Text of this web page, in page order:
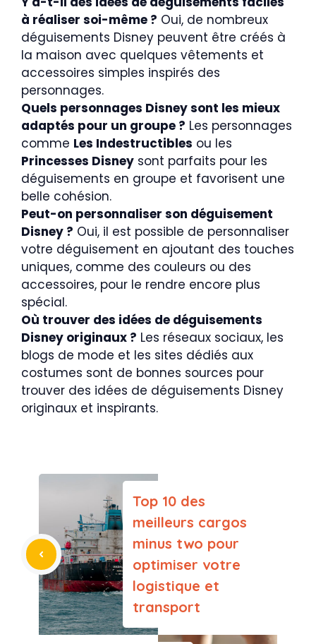
à réaliser soi-même ? Oui, de nombreux
déguisements Disney peuvent être créés à
la maison avec quelques vêtements et
accessoires simples inspirés des
personnages.
Quels personnages Disney sont les mieux
adaptés pour un groupe ? Les personnages
comme Les Indestructibles ou les
Princesses Disney sont parfaits pour les
déguisements en groupe et favorisent une
belle cohésion.
Peut-on personnaliser son déguisement
Disney ? Oui, il est possible de personnaliser
votre déguisement en ajoutant des touches
uniques, comme des couleurs ou des
accessoires, pour le rendre encore plus
spécial.
Où trouver des idées de déguisements
Disney originaux ? Les réseaux sociaux, les
blogs de mode et les sites dédiés aux
costumes sont de bonnes sources pour
trouver des idées de déguisements Disney
originaux et inspirants.
Top 10 des
meilleurs cargos
minus two pour
optimiser votre
logistique et
transport